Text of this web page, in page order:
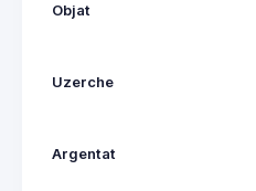
Objat
Uzerche
Argentat